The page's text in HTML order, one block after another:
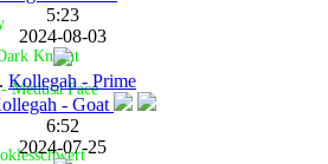
Knight
Face
5:23
2024-08-03
Kollegah - Prime
6:52
2024-07-25